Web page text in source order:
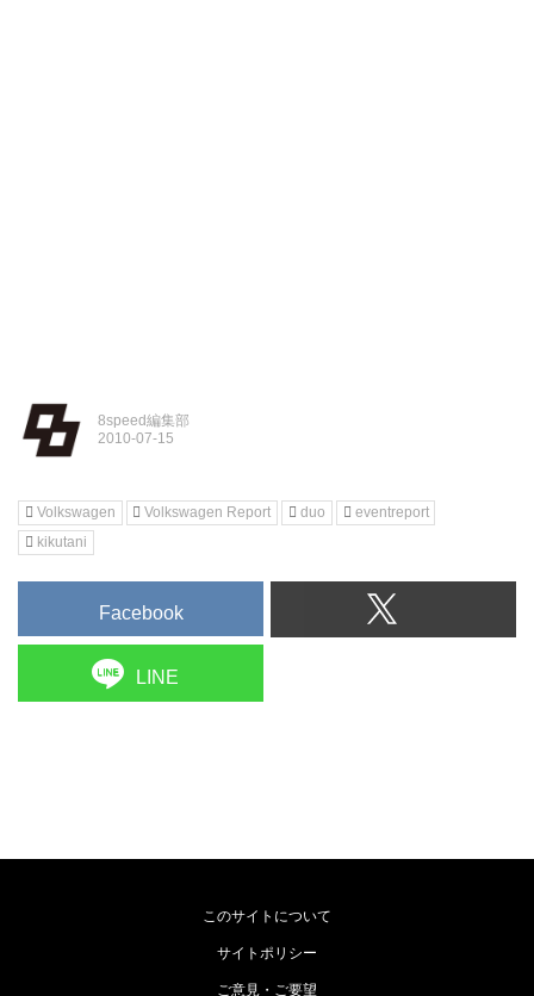
8speed編集部
Volkswagen Volkswagen Report duo
eventreport
kikutani
Facebook
LINE
このサイトについて
サイトポリシー
ご意見・ご要望